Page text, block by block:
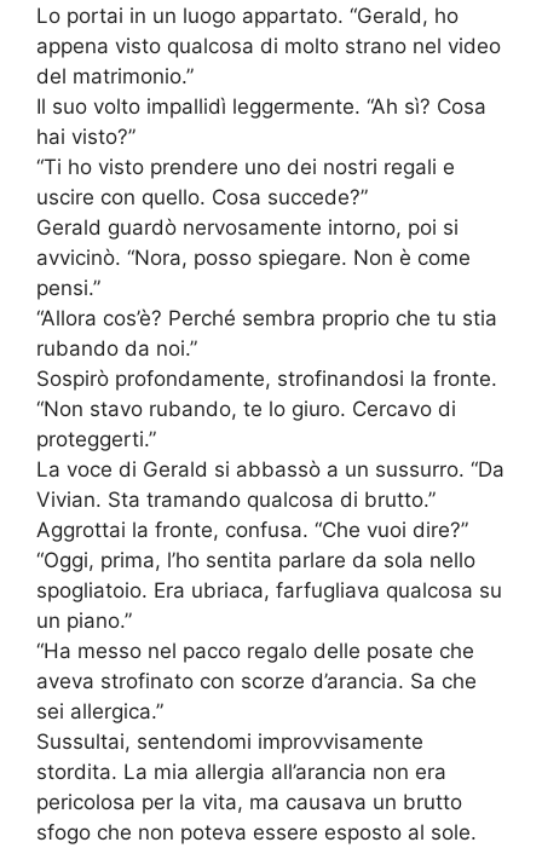
Lo portai in un luogo appartato. “Gerald, ho
appena visto qualcosa di molto strano nel video
del matrimonio.”
Il suo volto impallidì leggermente. “Ah sì? Cosa
hai visto?”
“Ti ho visto prendere uno dei nostri regali e
uscire con quello. Cosa succede?”
Gerald guardò nervosamente intorno, poi si
avvicinò. “Nora, posso spiegare. Non è come
pensi.”
“Allora cos’è? Perché sembra proprio che tu stia
rubando da noi.”
Sospirò profondamente, strofinandosi la fronte.
“Non stavo rubando, te lo giuro. Cercavo di
proteggerti.”
La voce di Gerald si abbassò a un sussurro. “Da
Vivian. Sta tramando qualcosa di brutto.”
Aggrottai la fronte, confusa. “Che vuoi dire?”
“Oggi, prima, l’ho sentita parlare da sola nello
spogliatoio. Era ubriaca, farfugliava qualcosa su
un piano.”
“Ha messo nel pacco regalo delle posate che
aveva strofinato con scorze d’arancia. Sa che
sei allergica.”
Sussultai, sentendomi improvvisamente
stordita. La mia allergia all’arancia non era
pericolosa per la vita, ma causava un brutto
sfogo che non poteva essere esposto al sole.